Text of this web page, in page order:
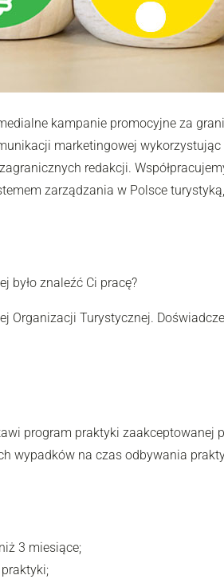
kampanie promocyjne za
marketingowej
redakcji.
zarządzania w Polsce
było znaleźć Ci pracę?
Organizacji Turystycznej.
program praktyki zaakceptowanej
wypadków na czas odbywania
3 miesiące;